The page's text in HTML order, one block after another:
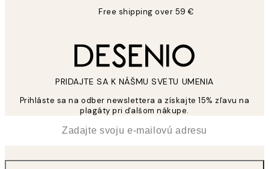
Free shipping over 59 €
PRIDAJTE SA K NÁŠMU SVETU UMENIA
Prihláste sa na odber newslettera a získajte 15% zľavu na
plagáty pri ďalšom nákupe.